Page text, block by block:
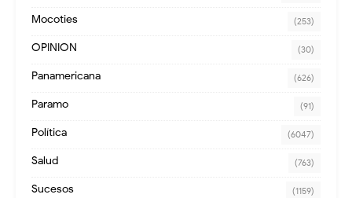
Mocoties (253)
OPINION (30)
Panamericana (626)
Paramo (91)
Política (6047)
Salud (763)
Sucesos (1159)